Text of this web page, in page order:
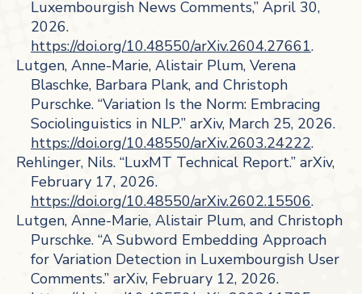
Luxembourgish News Comments,” April 30,
2026.
https://doi.org/10.48550/arXiv.2604.27661.
Lutgen, Anne-Marie, Alistair Plum, Verena
Blaschke, Barbara Plank, and Christoph
Purschke. “Variation Is the Norm: Embracing
Sociolinguistics in NLP.” arXiv, March 25, 2026.
https://doi.org/10.48550/arXiv.2603.24222.
Rehlinger, Nils. “LuxMT Technical Report.” arXiv,
February 17, 2026.
https://doi.org/10.48550/arXiv.2602.15506.
Lutgen, Anne-Marie, Alistair Plum, and Christoph
Purschke. “A Subword Embedding Approach
for Variation Detection in Luxembourgish User
Comments.” arXiv, February 12, 2026.